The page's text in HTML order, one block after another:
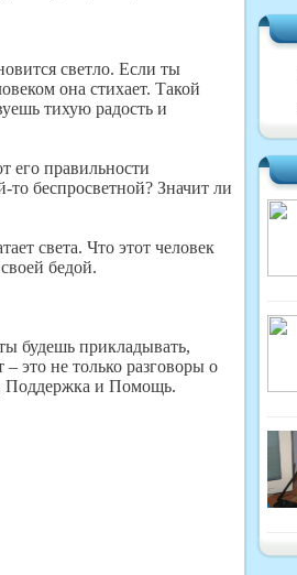
светло. Если ты
она стихает. Такой
тихую радость и
его правильности
то беспросветной? Значит ли
света. Что этот человек
бедой.
будешь прикладывать,
это не только разговоры о
Поддержка и Помощь.